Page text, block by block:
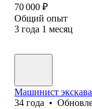
70 000 ₽
Общий опыт
3 года 1 месяц
Машинист
34 года •